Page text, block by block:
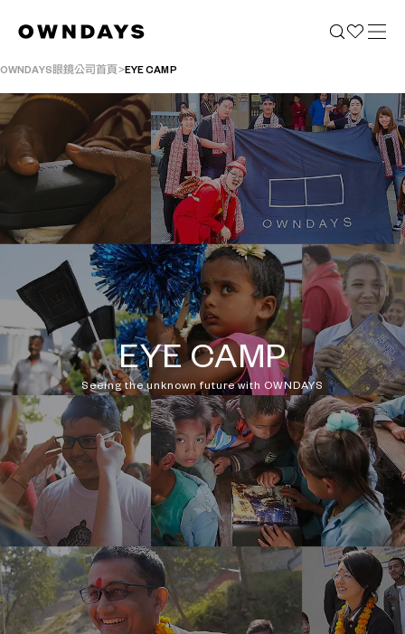
OWNDAYS眼鏡公司首頁 EYE CAMP
EYE CAMP
Seeing the unknown future with OWNDAYS